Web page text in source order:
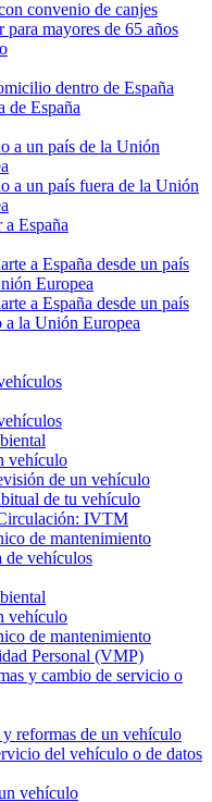
convenio de canjes
para mayores de 65 años
dentro de España
de España
a un país de la Unión
a un país fuera de la Unión
España
a España desde un país
Europea
a España desde un país
a la Unión Europea
vehículo
de un vehículo
de tu vehículo
IVTM
de mantenimiento
de vehículos
vehículo
de mantenimiento
Personal (VMP)
y cambio de servicio o
reformas de un vehículo
del vehículo o de datos
vehículo